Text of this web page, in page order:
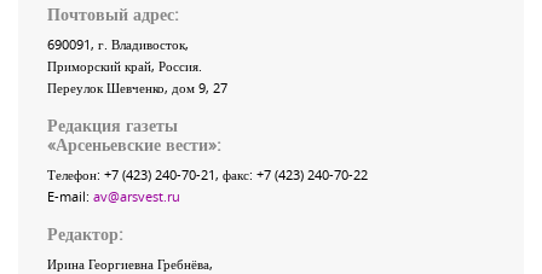
Почтовый адрес:
690091, г. Владивосток,
Приморский край, Россия
Переулок Шевченко, дом 9, 27
Редакция газеты
«Арсеньевские вести»:
Телефон: +7 (423) 240-70-21, факс: +7 (423) 240-70-22
E-mail: av@arsvest.ru
Редактор:
Ирина Георгиевна Гребнёва,